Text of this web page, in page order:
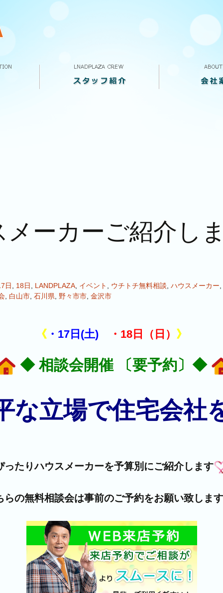
ーカーご紹介し
日 18日 LANDPLAZA イベント ウチトチ無料相談 ハウスメーカー
白山市 石川県 野々市市 金沢市
《 ・17日(土) ・18日（日） 》
◆ 相談会開催 〔要予約〕◆
な立場で住宅会社
ったりハウスメーカーを予算別にご紹介します
らの無料相談会は事前のご予約をお願い致します